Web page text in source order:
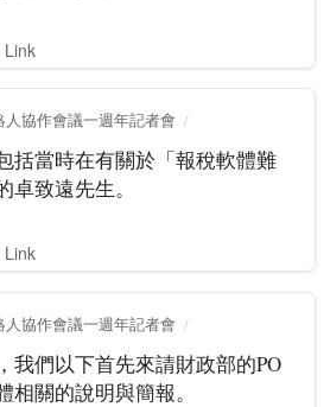
Link
協作會議一週年記者會
括當時在有關於「報稅軟體難
致遠先生。
Link
協作會議一週年記者會
我們以下首先來請財政部的PO
關的說明與簡報。